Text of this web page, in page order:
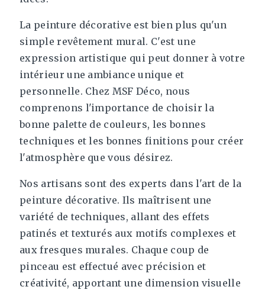
La peinture décorative est bien plus qu'un
simple revêtement mural. C'est une
expression artistique qui peut donner à votre
intérieur une ambiance unique et
personnelle. Chez MSF Déco, nous
comprenons l'importance de choisir la
bonne palette de couleurs, les bonnes
techniques et les bonnes finitions pour créer
l'atmosphère que vous désirez.
Nos artisans sont des experts dans l'art de la
peinture décorative. Ils maîtrisent une
variété de techniques, allant des effets
patinés et texturés aux motifs complexes et
aux fresques murales. Chaque coup de
pinceau est effectué avec précision et
créativité, apportant une dimension visuelle